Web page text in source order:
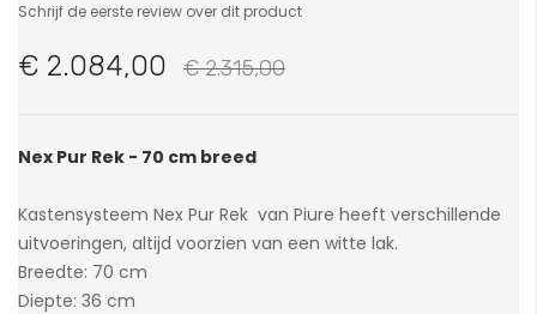
het
begin
van
gallerij
Schrijf de eerste review over dit product
€ 2.084,00 € 2.315,00
Nex Pur Rek - 70 cm breed
Kastensysteem Nex Pur Rek van Piure heeft verschillende
uitvoeringen, altijd voorzien van een witte lak.
Breedte: 70 cm
Diepte: 36 cm